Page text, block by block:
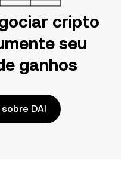
cripto
seu
ganhos
DAI